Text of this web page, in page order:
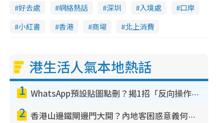
好去處 網絡熱話 深圳 入境處
口岸
小紅書
香港 商場 北上消費
港生活人氣本地熱話
1 WhatsApp預設貼圖點刪？揭1招「反向操作」還原簡潔介面 附3步實測教學
2 香港山邊鐵閘邊門大開？內地客困惑意義何在！網民神回覆：呢種叫法理性防禦